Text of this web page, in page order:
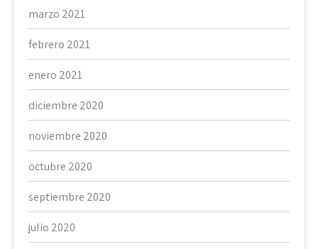
marzo 2021
febrero 2021
enero 2021
diciembre 2020
noviembre 2020
octubre 2020
septiembre 2020
julio 2020